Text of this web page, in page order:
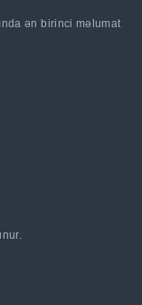
ən birinci məlumat